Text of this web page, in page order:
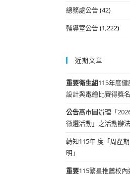
總務處公告(42)
輔導室公告(1,222)
近期文章
重要衛生組115年度
設計與電繪比賽得獎
公告高市圖辦理「
徵選活動」之活動辦法
轉知115年 度「周產
明」
重要115繁星推薦校